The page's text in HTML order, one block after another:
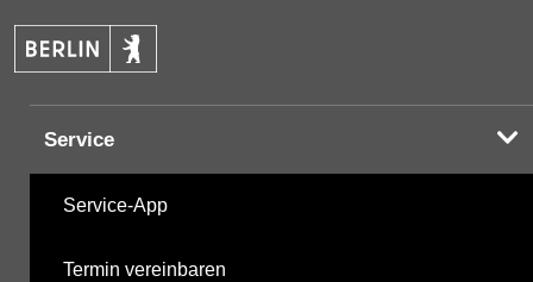
Service
Service-App
Termin vereinbaren